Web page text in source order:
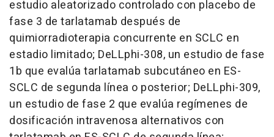
estudio aleatorizado controlado con placebo de
fase 3 de tarlatamab después de
quimiorradioterapia concurrente en SCLC en
estadio limitado; DeLLphi-308, un estudio de fase
1b que evalúa tarlatamab subcutáneo en ES-
SCLC de segunda línea o posterior; DeLLphi-309,
un estudio de fase 2 que evalúa regímenes de
dosificación intravenosa alternativos con